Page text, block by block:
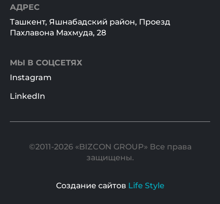
АДРЕС
Ташкент, Яшнабадский район, Проезд
Пахлавона Махмуда, 28
МЫ В СОЦСЕТЯХ
Instagram
LinkedIn
©2011-2026 «BIZCON GROUP» Все права
защищены.
Создание сайтов Life Style